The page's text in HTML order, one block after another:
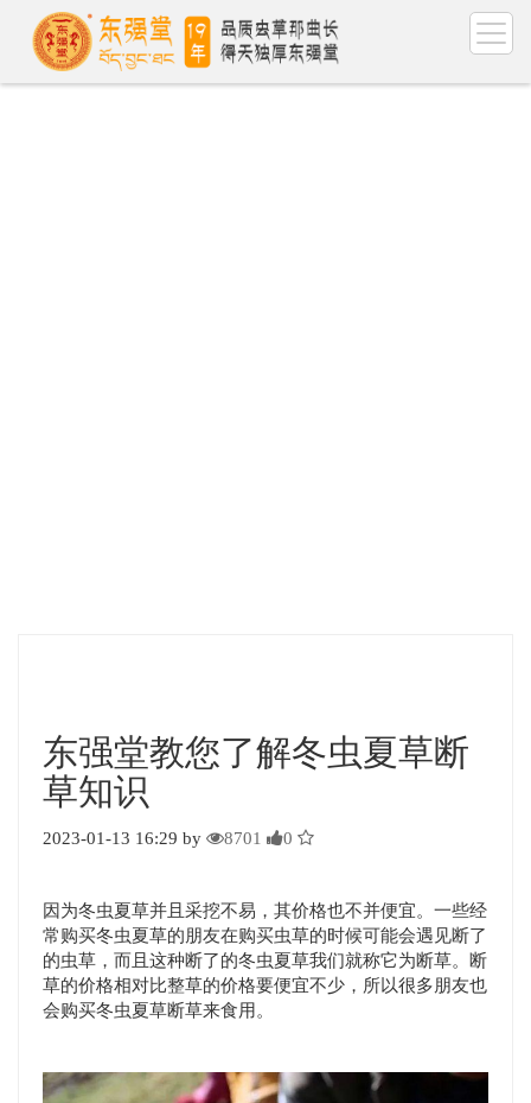
东强堂教您了解冬虫夏草断
草知识
2023-01-13 16:29 by 8701 0
因为冬虫夏草并且采挖不易，其价格也不并便宜。一些经
常购买冬虫夏草的朋友在购买虫草的时候可能会遇见断了
的虫草，而且这种断了的冬虫夏草我们就称它为断草。断
草的价格相对比整草的价格要便宜不少，所以很多朋友也
会购买冬虫夏草断草来食用。